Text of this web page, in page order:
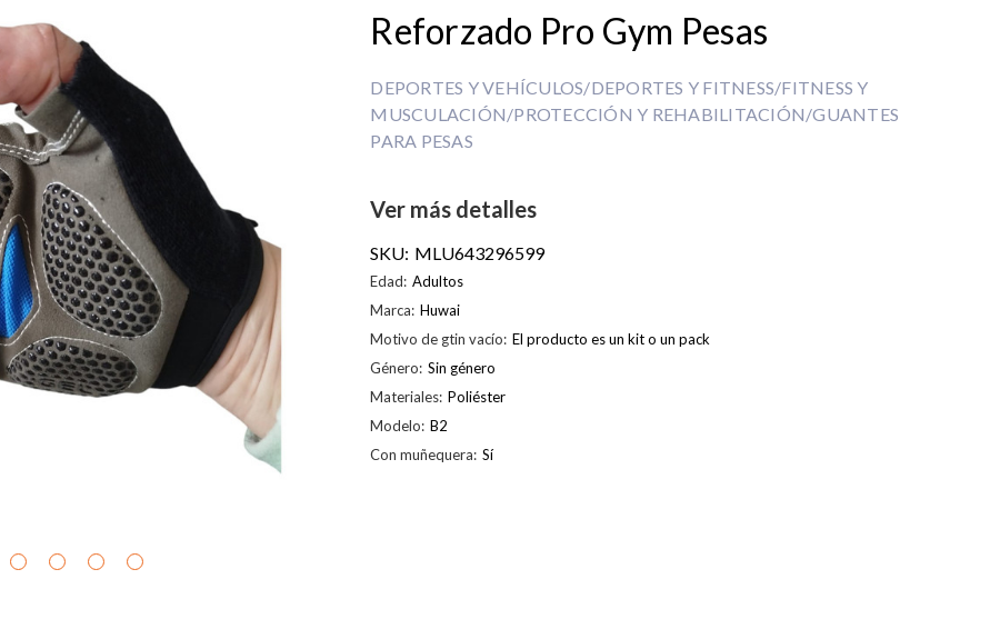
Reforzado Pro Gym Pesas
DEPORTES Y VEHÍCULOS/DEPORTES Y FITNESS/FITNESS Y
MUSCULACIÓN/PROTECCIÓN Y REHABILITACIÓN/GUANTES
PARA PESAS
Ver más detalles
SKU: MLU643296599
Edad: Adultos
Marca: Huwai
Motivo de gtin vacío: El producto es un kit o un pack
Género: Sin género
Materiales: Poliéster
Modelo: B2
Con muñequera: Sí